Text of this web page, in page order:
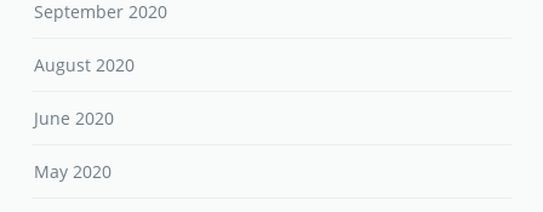
September 2020
August 2020
June 2020
May 2020